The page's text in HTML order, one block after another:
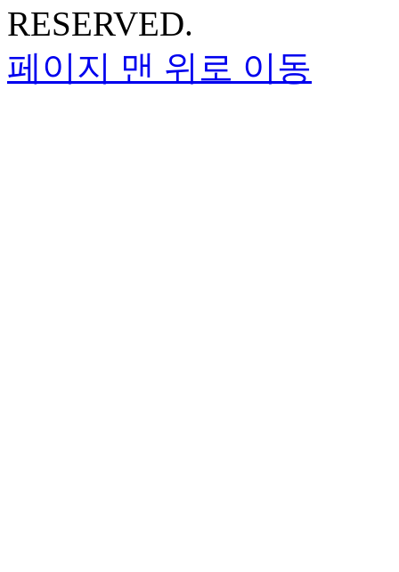
RESERVED.
페이지 맨 위로 이동